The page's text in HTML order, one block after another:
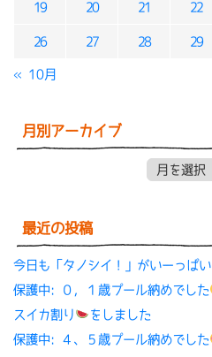
19 20 21 22
26 27 28 29
« 10月
月別アーカイブ
最近の投稿
今日も「タノシイ！」がいーっぱい
保護中: ０，１歳プール納めでした
スイカ割り
をしました
保護中: ４、５歳プール納めでした